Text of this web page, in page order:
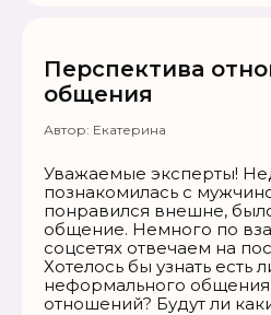
Перспектива
общения
Автор: Екатерина
Уважаемые эксперты!
познакомилась с
понравился внешне,
общение. Немного по
соцсетях отвечаем на
Хотелось бы узнать есть
неформального
отношений? Будут ли